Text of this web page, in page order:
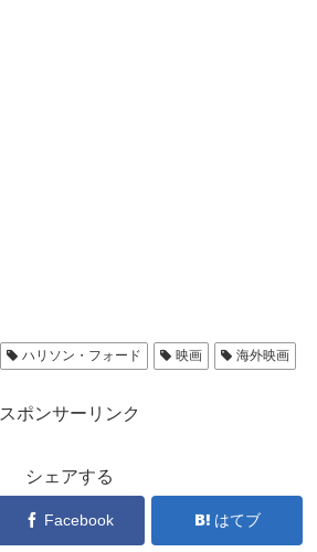
ハリソン・フォード 映画 海外映画
スポンサーリンク
シェアする
Facebook はてブ